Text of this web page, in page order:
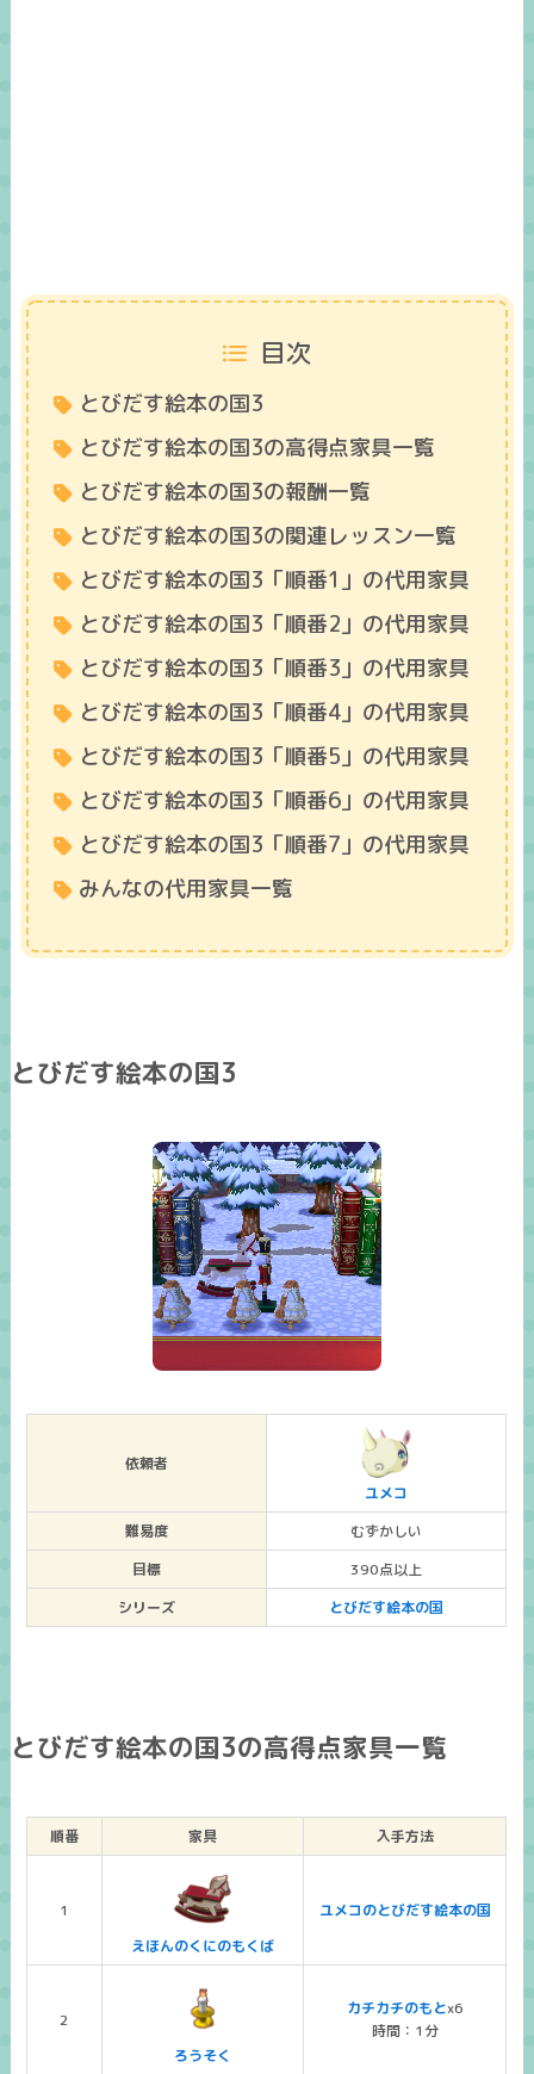
目次
とびだす絵本の国3
とびだす絵本の国3の高得点家具一覧
とびだす絵本の国3の報酬一覧
とびだす絵本の国3の関連レッスン一覧
とびだす絵本の国3「順番1」の代用家具
とびだす絵本の国3「順番2」の代用家具
とびだす絵本の国3「順番3」の代用家具
とびだす絵本の国3「順番4」の代用家具
とびだす絵本の国3「順番5」の代用家具
とびだす絵本の国3「順番6」の代用家具
とびだす絵本の国3「順番7」の代用家具
みんなの代用家具一覧
とびだす絵本の国3
依頼者
ユメコ
難易度
むずかしい
目標
390点以上
シリーズ
とびだす絵本の国
とびだす絵本の国3の高得点家具一覧
順番 家具 入手方法
1
えほんのくにのもくば
ユメコのとびだす絵本の国
2
ろうそく
カチカチのもとx6
時間：1分